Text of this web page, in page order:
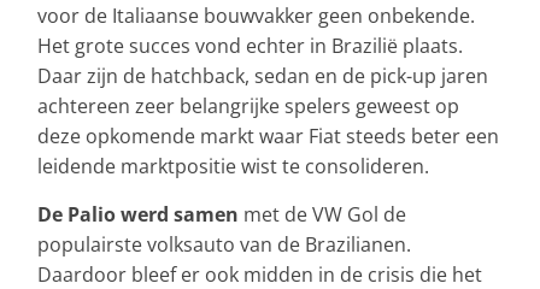
voor de Italiaanse bouwvakker geen onbekende.
Het grote succes vond echter in Brazilië plaats.
Daar zijn de hatchback, sedan en de pick-up jaren
achtereen zeer belangrijke spelers geweest op
deze opkomende markt waar Fiat steeds beter een
leidende marktpositie wist te consolideren.
De Palio werd samen met de VW Gol de
populairste volksauto van de Brazilianen.
Daardoor bleef er ook midden in de crisis die het